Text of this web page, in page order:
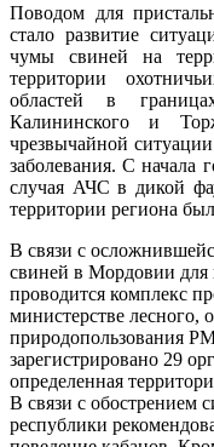
Поводом для
стало развитие
чумы свиней на
территории
областей в
Калининского и
чрезвычайной
заболевания. С начала
случая АЧС в дикой
территории региона
В связи с
свиней в Мордовии для
проводится комплекс
министерстве лесного,
природопользования
зарегистрировано 29
определенная
В связи с обострением
республики